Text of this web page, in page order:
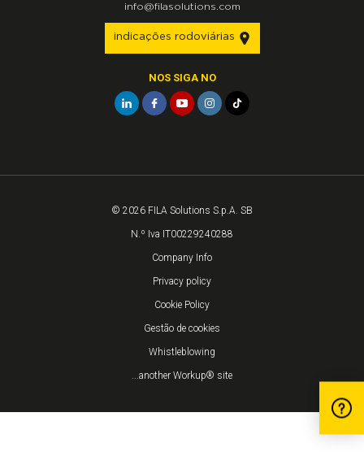
info@filasolutions.com
indicações rodoviárias
NOS SIGA NO
© 2026 FILA Solutions S.p.A. SB
N.º Iva IT00229240288
Company Info
Privacy policy
Cookie Policy
Gestão de cookies
Whistleblowing
...another Workup® site